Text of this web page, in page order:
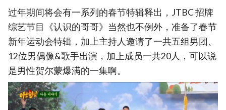
过年期间将会有一系列的春节特辑释出，JTBC 招牌
综艺节目《认识的哥哥》当然也不例外，准备了春节
新年运动会特辑，加上主持人邀请了一共五组男团、
12位男偶像&歌手出演，加上成员一共20人，可以说
是男性贺尔蒙爆满的一集啊。